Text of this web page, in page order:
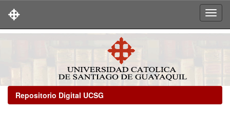
Repositorio Digital UCSG